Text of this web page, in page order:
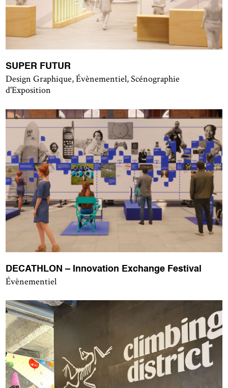
SUPER FUTUR
Design Graphique, Évènementiel, Scénographie
d'Exposition
DECATHLON – Innovation Exchange Festival
Évènementiel